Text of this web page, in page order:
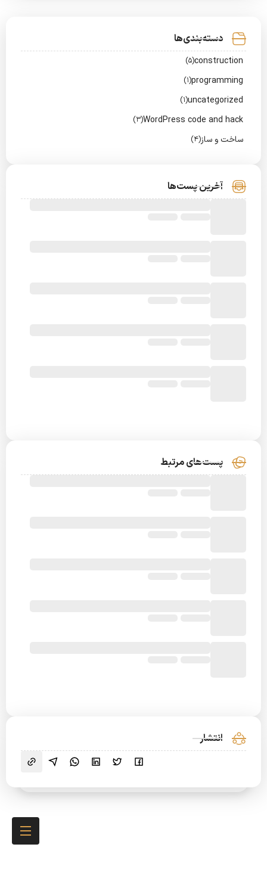
دسته‌بندی‌ها
construction
(5)
programming
(1)
uncategorized
(1)
WordPress code and hack
(3)
ساخت و ساز(4)
آخرین پست‌ها
پست‌های مرتبط
انتشار